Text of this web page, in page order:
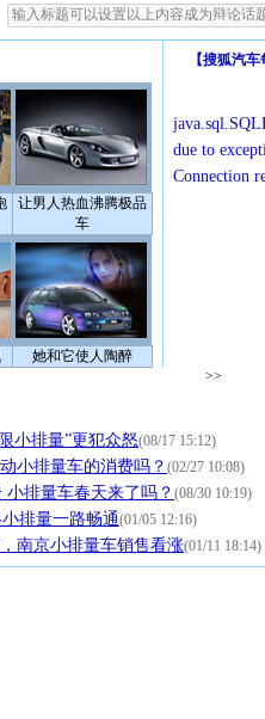
让男人热血沸腾极品
车
她和它使人陶醉
【搜狐汽车
due to
Connection
>>
小排量”更犯众怒(08/17 15:12)
小排量车的消费吗？ (02/27 10:08)
小排量车春天来了吗？ (08/30 10:19)
排量一路畅通(01/05 12:16)
南京小排量车销售看涨(01/11 18:14)